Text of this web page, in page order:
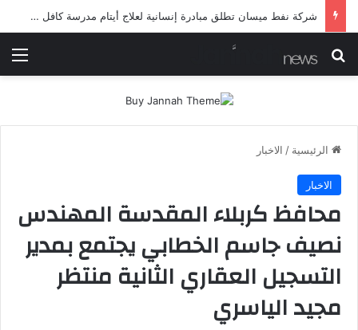
شرطة ميسان تلقي القبض على مطلقي العيارات النارية أثناء تشييع جنائزي في العمارة
بحث عن
الرئيسية / الاخبار
الاخبار
محافظ كربلاء المقدسة المهندس
نصيف جاسم الخطابي يجتمع بمدير
التسجيل العقاري الثانية منتظر
مجيد الياسري